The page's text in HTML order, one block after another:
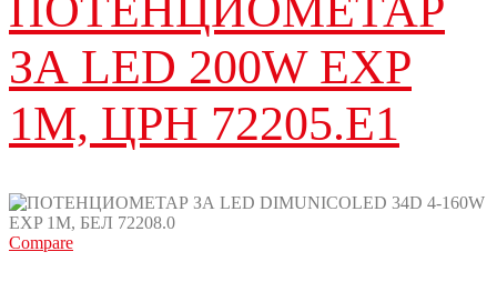
ЗА LED 200W EXP
1M, ЦРН 72205.E1
Compare